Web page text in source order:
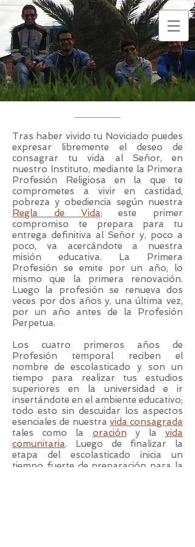
Tras haber vivido tu Noviciado puedes
expresar libremente el deseo de
consagrar tu vida al Señor, en
nuestro Instituto, mediante la Primera
Profesión Religiosa en la que te
comprometes a vivir en castidad,
pobreza y obediencia según nuestra
Regla de Vida; este primer
compromiso te prepara para tu
entrega definitiva al Señor y, poco a
poco, va acercándote a nuestra
misión educativa. La Primera
Profesión se emite por un año, lo
mismo que la primera renovación.
Luego la profesión se renueva dos
veces por dos años y, una última vez,
por un año antes de la Profesión
Perpetua.
Los cuatro primeros años de
Profesión temporal reciben el
nombre de escolasticado y son un
tiempo para realizar tus estudios
superiores en la universidad e ir
insertándote en el ambiente educativo;
todo esto sin descuidar los aspectos
esenciales de nuestra vida consagrada
tales como la oración y la vida
comunitaria. Luego de finalizar la
etapa del escolasticado inicia un
tiempo fuerte de preparación para la